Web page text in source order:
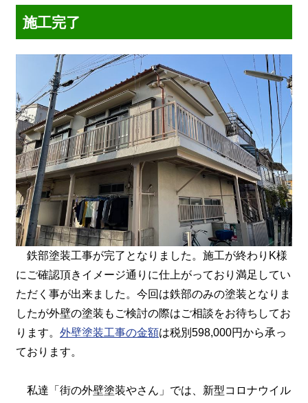
施工完了
鉄部塗装工事が完了となりました。施工が終わりK様
にご確認頂きイメージ通りに仕上がっており満足してい
ただく事が出来ました。今回は鉄部のみの塗装となりま
したが外壁の塗装もご検討の際はご相談をお待ちしてお
ります。 外壁塗装工事の金額は税別598,000円から承っ
ております。
私達「街の外壁塗装やさん」では、新型コロナウイル